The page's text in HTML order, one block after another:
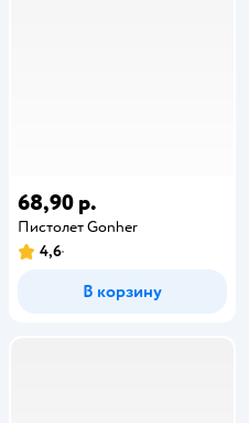
68,90 р.
Пистолет Gonher
4,6
В корзину